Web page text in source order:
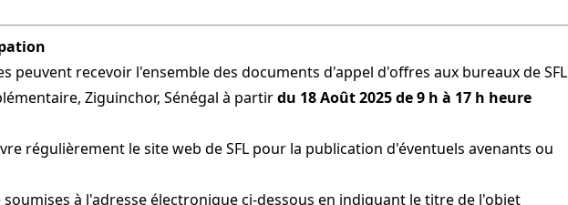
peuvent recevoir l'ensemble des documents d'appel d'offres aux bureaux de SFL
Ziguinchor, Sénégal à partirdu 18 Août 2025 de 9 h à 17 h heure
régulièrement le site web de SFL pour la publication d'éventuels avenants ou
à l'adresse électronique ci-dessous en indiquant le titre de l'objet